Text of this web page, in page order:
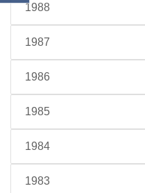
1988
1987
1986
1985
1984
1983